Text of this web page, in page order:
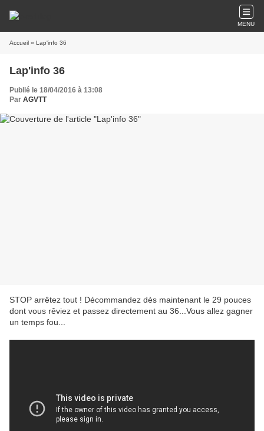
MENU
Accueil » Lap'info 36
Lap'info 36
Publié le 18/04/2016 à 13:08
Par AGVTT
STOP arrêtez tout ! Décommandez dès maintenant le 29 pouces
dont vous rêviez et passez directement au 36...Vous allez gagner
un temps fou...